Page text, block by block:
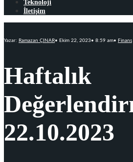
Teknoloji
İletişim
Yazar: Ramazan ÇINAR• Ekim 22, 2023• 8:59 am• Finans
Haftalık
22.10.2023